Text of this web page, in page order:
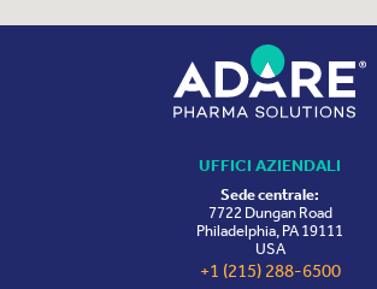
UFFICI AZIENDALI
Sede centrale:
7722 Dungan Road
Philadelphia, PA 19111
USA
+1 (215) 288-6500